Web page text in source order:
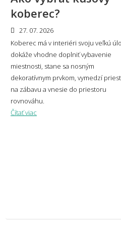
podlahou?
interiéru?
koberec?
27. 07. 2026
Koberec má v interiéri svoju veľkú
dokáže vhodne doplniť vybavenie
miestnosti, stane sa nosným
dekoratívnym prvkom, vymedzí
na zábavu a vnesie do priestoru
rovnováhu.
Čítať viac